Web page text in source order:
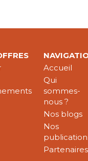
Accueil
Qui
sommes-
nous ?
Nos blogs
Nos
Partenaires